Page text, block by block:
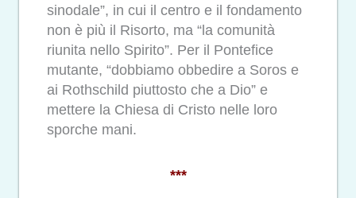
sinodale”, in cui il centro e il fondamento
non è più il Risorto, ma “la comunità
riunita nello Spirito”. Per il Pontefice
mutante, “dobbiamo obbedire a Soros e
ai Rothschild piuttosto che a Dio” e
mettere la Chiesa di Cristo nelle loro
sporche mani.
***